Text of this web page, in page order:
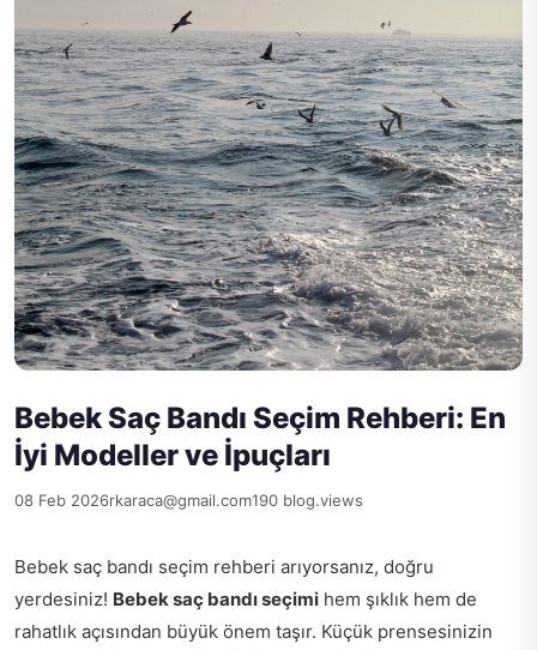
Bebek Saç Bandı Seçim Rehberi: En
İyi Modeller ve İpuçları
08 Feb 2026rkaraca@gmail.com190 blog.views
Bebek saç bandı seçim rehberi arıyorsanız, doğru
yerdesiniz! Bebek saç bandı seçimi hem şıklık hem de
rahatlık açısından büyük önem taşır. Küçük prensesinizin